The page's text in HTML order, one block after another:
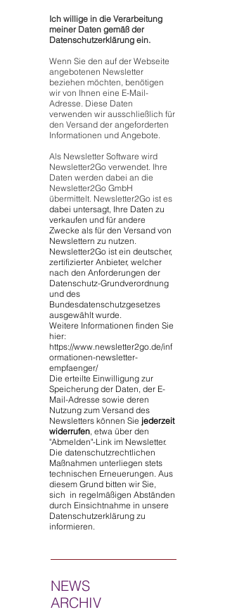
Ich willige in die Verarbeitung
meiner Daten gemäß der
Datenschutzerklärung ein.
Wenn Sie den auf der Webseite
angebotenen Newsletter
beziehen möchten, benötigen
wir von Ihnen eine E-Mail-
Adresse. Diese Daten
verwenden wir ausschließlich für
den Versand der angeforderten
Informationen und Angebote.
Als Newsletter Software wird
Newsletter2Go verwendet. Ihre
Daten werden dabei an die
Newsletter2Go GmbH
übermittelt. Newsletter2Go ist es
dabei untersagt, Ihre Daten zu
verkaufen und für andere
Zwecke als für den Versand von
Newslettern zu nutzen.
Newsletter2Go ist ein deutscher,
zertifizierter Anbieter, welcher
nach den Anforderungen der
Datenschutz-Grundverordnung
und des
Bundesdatenschutzgesetzes
ausgewählt wurde.
Weitere Informationen finden Sie
hier:
https://www.newsletter2go.de/inf
ormationen-newsletter-
empfaenger/
Die erteilte Einwilligung zur
Speicherung der Daten, der E-
Mail-Adresse sowie deren
Nutzung zum Versand des
Newsletters können Sie jederzeit
widerrufen, etwa über den
"Abmelden"-Link im Newsletter.
Die datenschutzrechtlichen
Maßnahmen unterliegen stets
technischen Erneuerungen. Aus
diesem Grund bitten wir Sie,
sich in regelmäßigen Abständen
durch Einsichtnahme in unsere
Datenschutzerklärung zu
informieren.
NEWS
ARCHIV